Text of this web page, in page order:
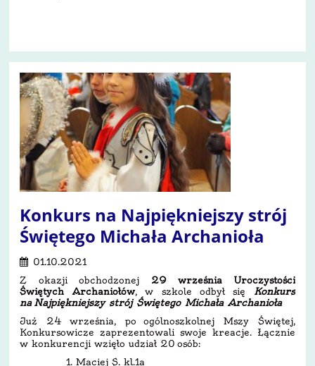
Konkurs na Najpiękniejszy strój
Świętego Michała Archanioła
01.10.2021
Z okazji obchodzonej 29 września Uroczystości
Świętych Archaniołów, w szkole odbył się Konkurs
na Najpiękniejszy strój Świętego Michała Archanioła
Już 24 września, po ogólnoszkolnej Mszy Świętej,
Konkursowicze zaprezentowali swoje kreacje. Łącznie
w konkurencji wzięło udział 20 osób:
Maciej S. kl.1a